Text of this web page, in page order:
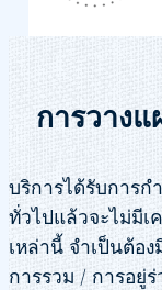
การวาง
บริการได้รับการก
ทั่วไปแล้วจะไม่มีเ
เหล่านี้ จำเป็นต้อ
การรวม / การอยู่